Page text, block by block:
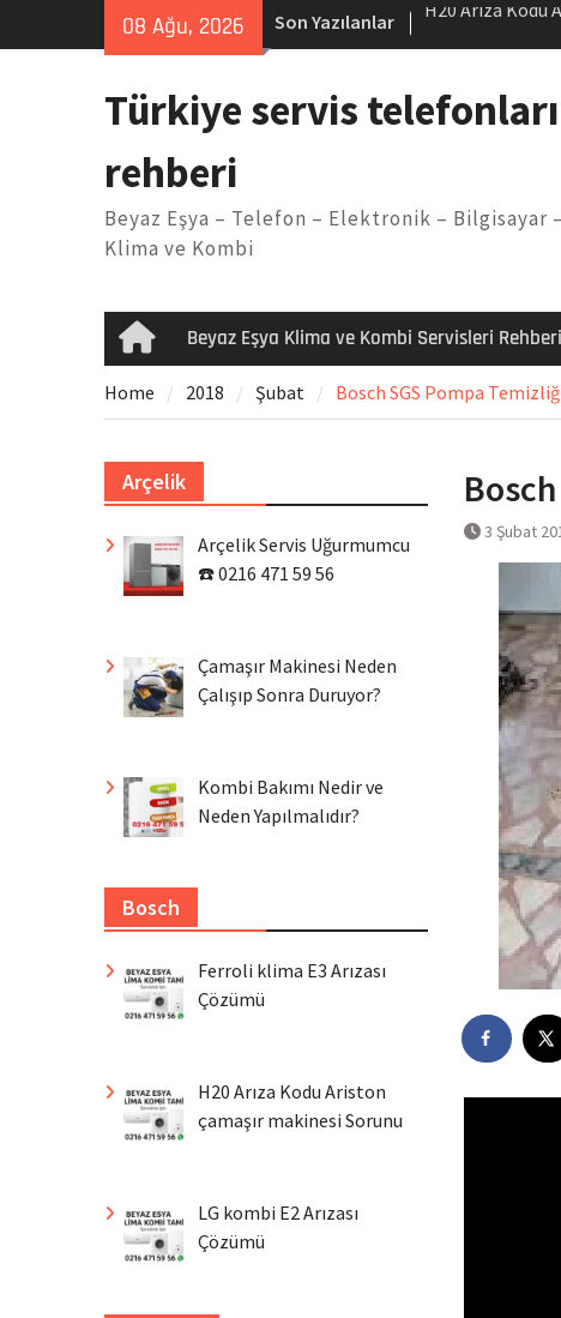
08 Ağu, 2026 Son Yazılanlar
LG kombi E2
Arçelik
Vaillant çamaşır
makinesi Sorunu
Türkiye servis telefonları
rehberi
Beyaz Eşya – Telefon – Elektronik – Bilgisayar –
Klima ve Kombi
HomeBeyaz Eşya Klima ve Kombi Servisleri Rehberi
Home 2018 Şubat Bosch SGS Pompa Temizliği
3 Şubat
Arçelik
Arçelik Servis Uğurmumcu
☎️ 0216 471 59 56
Çamaşır Makinesi Neden
Çalışıp Sonra Duruyor?
Kombi Bakımı Nedir ve
Neden Yapılmalıdır?
Bosch
Ferroli klima E3 Arızası
Çözümü
H20 Arıza Kodu Ariston
çamaşır makinesi Sorunu
LG kombi E2 Arızası
Çözümü